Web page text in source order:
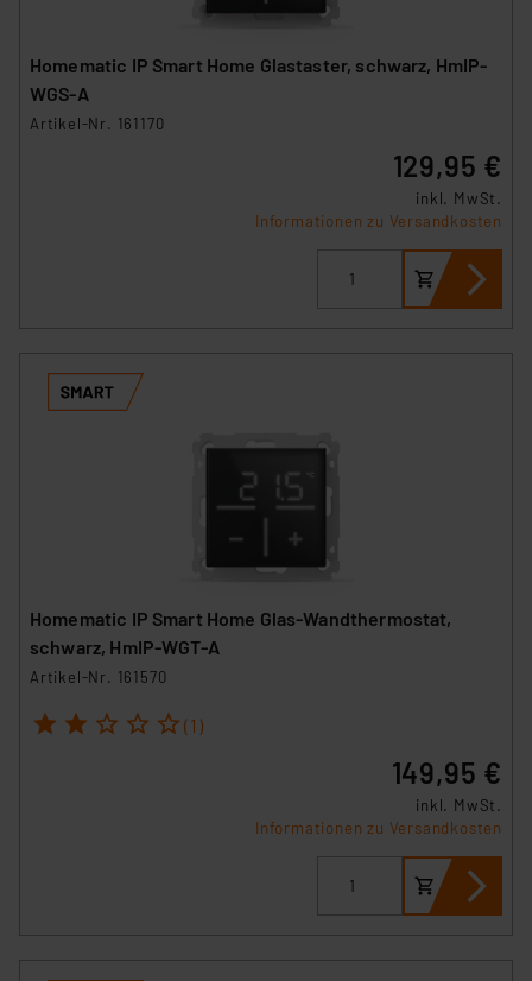
Homematic IP Smart Home Glastaster, schwarz, HmIP-
WGS-A
Artikel-Nr. 161170
129,95 €
inkl. MwSt.
Informationen zu Versandkosten
Homematic IP Smart Home Glas-Wandthermostat,
schwarz, HmIP-WGT-A
Artikel-Nr. 161570
1 2 3 4 5 (1)
149,95 €
inkl. MwSt.
Informationen zu Versandkosten